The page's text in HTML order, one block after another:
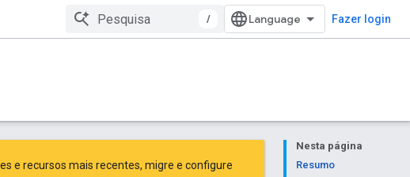
/ Fazer login
Nesta página
Resumo
e recursos mais recentes, migre e configure